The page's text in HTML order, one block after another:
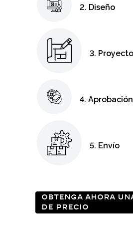
2. Diseño
3.
4.
5. Envío
OBTENGA AHORA
DE PRECIO